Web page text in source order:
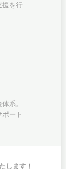
援を行
系。
ート
します！